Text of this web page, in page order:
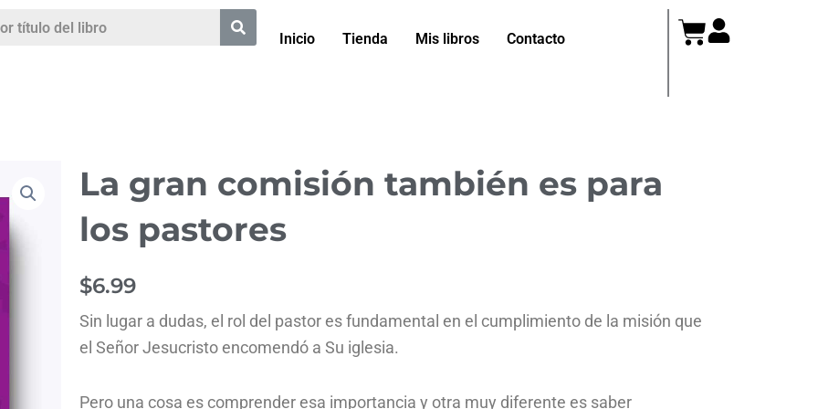
Inicio Tienda Mis libros Contacto Cart
La gran comisión también es para
los pastores
$6.99
Sin lugar a dudas, el rol del pastor es fundamental en el cumplimiento de la misión que
el Señor Jesucristo encomendó a Su iglesia.
Pero una cosa es comprender esa importancia y otra muy diferente es saber